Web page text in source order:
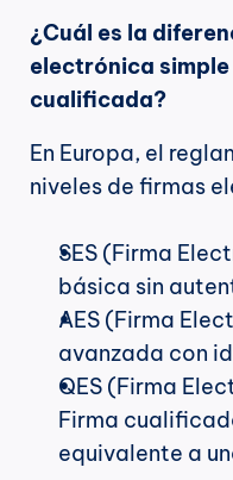
¿Cuál es la
electrónica
cualificada?
En Europa, el
niveles de firmas
SES (Firma
básica sin
AES (Firma
avanzada con
QES (Firma
Firma
equivalente a